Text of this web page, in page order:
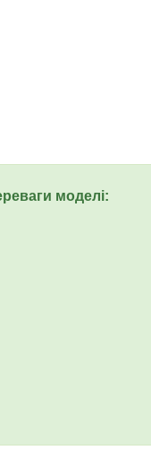
моделі: